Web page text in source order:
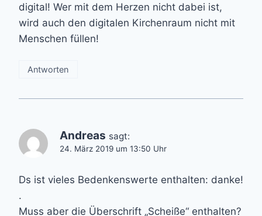
digital! Wer mit dem Herzen nicht dabei ist,
wird auch den digitalen Kirchenraum nicht mit
Menschen füllen!
Antworten
Andreas sagt:
24. März 2019 um 13:50 Uhr
Ds ist vieles Bedenkenswerte enthalten: danke!
.
Muss aber die Überschrift „Scheiße“ enthalten?